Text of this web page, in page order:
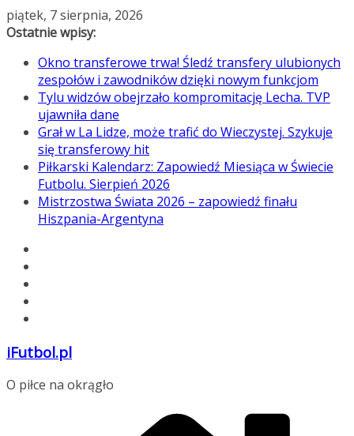
Przejdź
do
piątek, 7 sierpnia, 2026
Ostatnie wpisy:
Okno transferowe trwa! Śledź transfery ulubionych
zespołów i zawodników dzięki nowym funkcjom
Tylu widzów obejrzało kompromitację Lecha. TVP
ujawniła dane
Grał w La Lidze, może trafić do Wieczystej. Szykuje
się transferowy hit
Piłkarski Kalendarz: Zapowiedź Miesiąca w Świecie
Futbolu. Sierpień 2026
Mistrzostwa Świata 2026 – zapowiedź finału
Hiszpania-Argentyna
iFutbol.pl
O piłce na okrągło